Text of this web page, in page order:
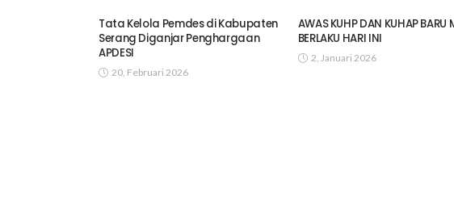
Tata Kelola Pemdes di Kabupaten
Serang Diganjar Penghargaan
APDESI
20, Februari 2026
AWAS KUHP DAN KUHAP BARU
BERLAKU HARI INI
2, Januari 2026